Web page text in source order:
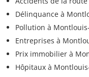
Délinquance à
Pollution à
Entreprises à
Prix immobilier à
Hôpitaux à